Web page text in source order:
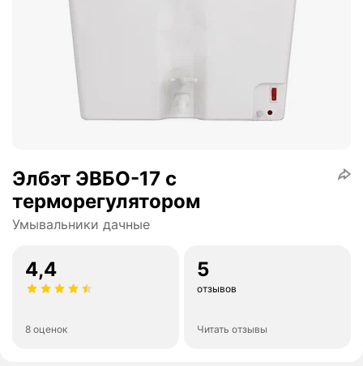
Элбэт ЭВБО-17 с
терморегулятором
Умывальники дачные
4,4
8 оценок
5
отзывов
Читать отзывы